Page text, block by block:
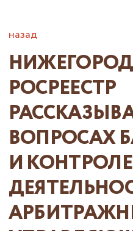
назад
РОСРЕЕСТР
ВОПРОСАХ
И КОНТРОЛЕ